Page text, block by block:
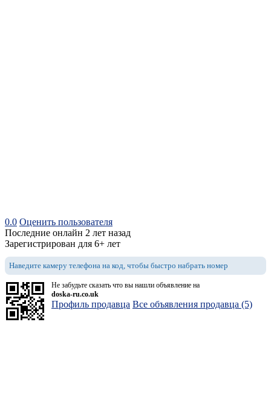
0.0 Оценить пользователя
Последние онлайн 2 лет назад
Зарегистрирован для 6+ лет
Наведите камеру телефона на код, чтобы быстро набрать номер
Не забудьте сказать что вы нашли объявление на
doska-ru.co.uk
Профиль продавца Все объявления продавца (5)